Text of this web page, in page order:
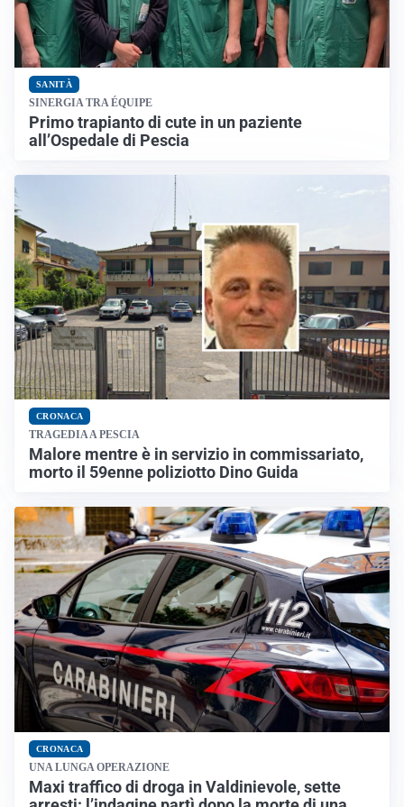
SANITÀ
SINERGIA TRA ÉQUIPE
Primo trapianto di cute in un paziente
all’Ospedale di Pescia
CRONACA
TRAGEDIA A PESCIA
Malore mentre è in servizio in commissariato,
morto il 59enne poliziotto Dino Guida
CRONACA
UNA LUNGA OPERAZIONE
Maxi traffico di droga in Valdinievole, sette